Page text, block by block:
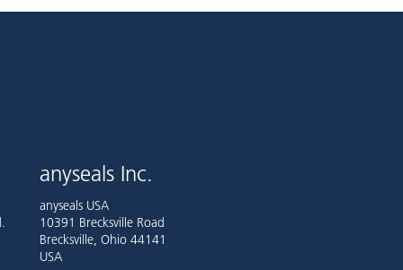
anyseals Inc.
anyseals USA
10391 Brecksville Road
Brecksville, Ohio 44141
USA